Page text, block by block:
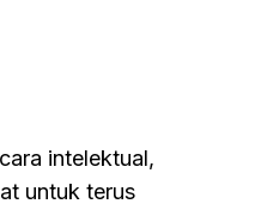
intelektual,
untuk terus